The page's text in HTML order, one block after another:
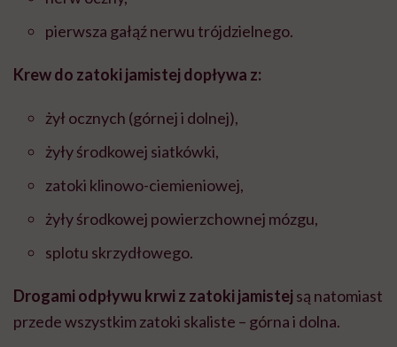
pierwsza gałąź nerwu trójdzielnego.
Krew do zatoki jamistej dopływa z:
żył ocznych (górnej i dolnej),
żyły środkowej siatkówki,
zatoki klinowo-ciemieniowej,
żyły środkowej powierzchownej mózgu,
splotu skrzydłowego.
Drogami odpływu krwi z zatoki jamistej są natomiast
przede wszystkim zatoki skaliste – górna i dolna.